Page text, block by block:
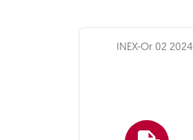
INEX-Or 02 2024